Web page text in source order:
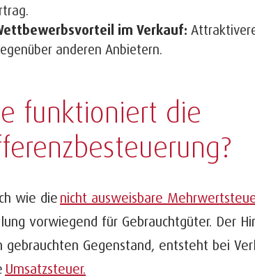
im Verkauf:
anderen Anbietern.
funktioniert die
wie die nicht ausweisbare
vorwiegend für Gebrauchtgüter. Der
gebrauchten Gegenstand, entsteht bei
Umsatzsteuer.